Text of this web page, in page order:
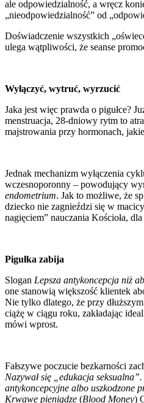
ale odpowiedzialność, a wręcz
„nieodpowiedzialność” od
Doświadczenie wszystkich
ulega wątpliwości, że seanse
Wyłączyć, wytruć, wyrzucić
Jaka jest więc prawda o pigułce?
menstruacja, 28-dniowy rytm to
majstrowania przy hormonach,
Jednak mechanizm wyłączenia
wczesnoporonny – powodujący
endometrium. Jak to możliwe, że
dziecko nie zagnieździ się w
nagięciem” nauczania Kościoła,
Pigułka zabija
Slogan Lepsza antykoncepcja niż
one stanowią większość klientek
Nie tylko dlatego, że przy
ciążę w ciągu roku, zakładając
mówi wprost.
Fałszywe poczucie bezkarności
Nazywał się „edukacja
antykoncepcyjne albo uszkodzone
Krwawe pieniądze (Blood Money)